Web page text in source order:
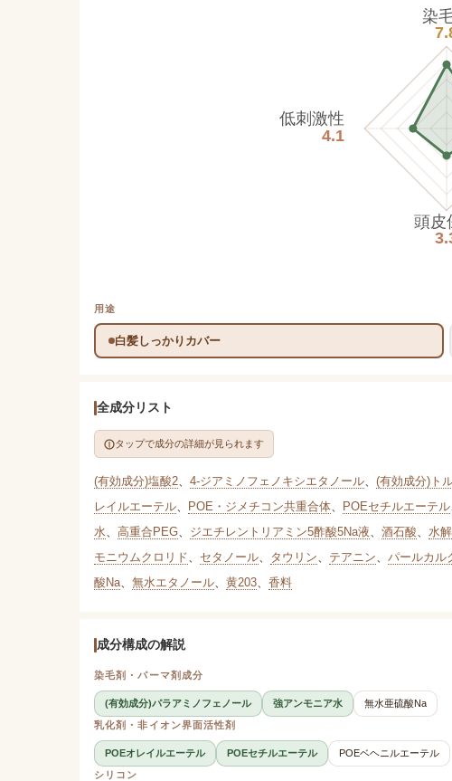
染
頭皮
低刺激性
4.1
用途
白髪しっかりカバー
全成分リスト
タップで成分の詳細が見られます
(有効成分)塩酸2、 4-ジアミノフェノキシエタノール、 (有効成分)ト
レイルエーテル、 POE・ジメチコン共重合体、 POEセチルエーテル
水、 高重合PEG、 ジエチレントリアミン5酢酸5Na液、 酒石酸、 水
モニウムクロリド、 セタノール、 タウリン、 テアニン、 パールカル
酸Na、 無水エタノール、 黄203、 香料
成分構成の解説
染毛剤・パーマ剤成分
(有効成分)パラアミノフェノール 強アンモニア水
無水亜硫酸Na
乳化剤・非イオン界面活性剤
POEオレイルエーテル POEセチルエーテル
POEベヘニルエーテル
シリコン